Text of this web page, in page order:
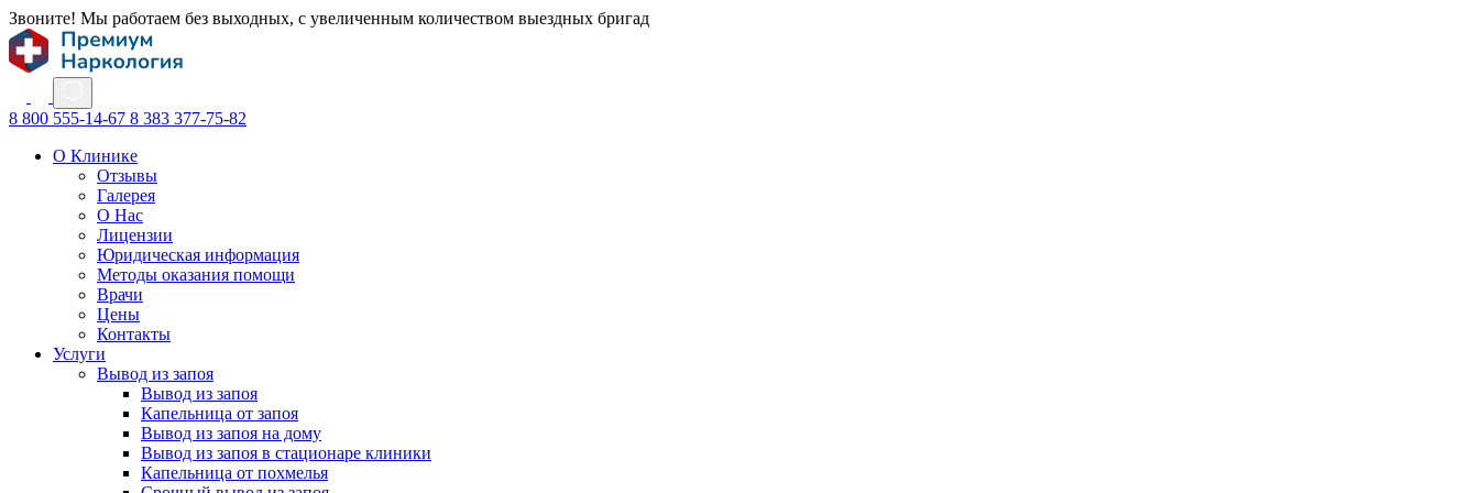
Звоните! Мы работаем без выходных, с увеличенным количеством выездных бригад
8 800 555-14-67 8 383 377-75-82
О Клинике
Отзывы
Галерея
О Нас
Лицензии
Юридическая информация
Методы оказания помощи
Врачи
Цены
Контакты
Услуги
Вывод из запоя
Вывод из запоя
Капельница от запоя
Вывод из запоя на дому
Вывод из запоя в стационаре клиники
Капельница от похмелья